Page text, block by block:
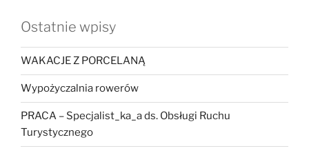
Ostatnie wpisy
WAKACJE Z PORCELANĄ
Wypożyczalnia rowerów
PRACA – Specjalist_ka_a ds. Obsługi Ruchu
Turystycznego